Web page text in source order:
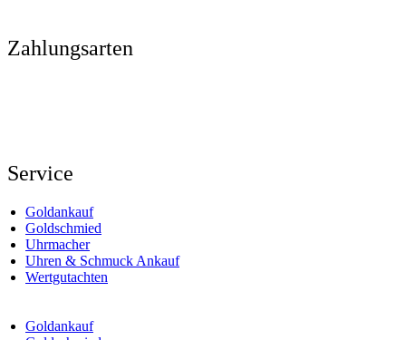
Zahlungsarten
Service
Goldankauf
Goldschmied
Uhrmacher
Uhren & Schmuck Ankauf
Wertgutachten
Goldankauf